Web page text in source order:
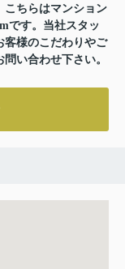
こちらはマンション
です。当社スタッ
客様のこだわりやご
い合わせ下さい。